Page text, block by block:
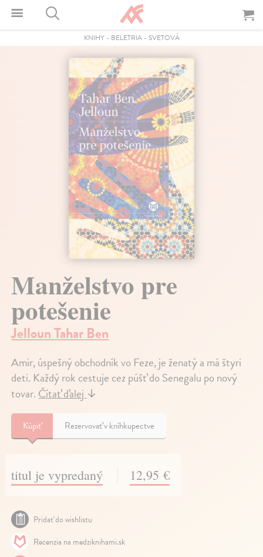
KNIHY- BELETRIA- SVETOVÁ
Manželstvo pre
potešenie
Jelloun Tahar Ben
Amir, úspešný obchodník vo Feze, je ženatý a má štyri
deti. Každý rok cestuje cez púšť do Senegalu po nový
tovar. Čítať ďalej ↓
Kúpiť Rezervovať v kníhkupectve
titul je vypredaný 12,95 €
Pridať do wishlistu
Recenzia na medziknihami.sk